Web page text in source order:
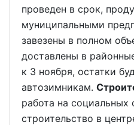
проведен в срок,
муниципальными
завезены в полном
доставлены в
к 3 ноября, остатки
автозимникам.
работа на социальных
строительство в